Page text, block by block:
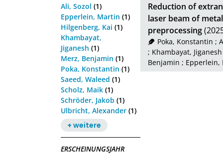
Ali, Sozol (1)
Epperlein, Martin (1)
Hilgenberg, Kai (1)
Khambayat,
Jiganesh (1)
Merz, Benjamin (1)
Poka, Konstantin (1)
Saeed, Waleed (1)
Scholz, Maik (1)
Schröder, Jakob (1)
Ulbricht, Alexander (1)
+ weitere
ERSCHEINUNGSJAHR
Reduction of
laser beam of
preprocessing
Poka, Konstantin ;
; Khambayat, Jiganesh
Benjamin ; Epperlein,